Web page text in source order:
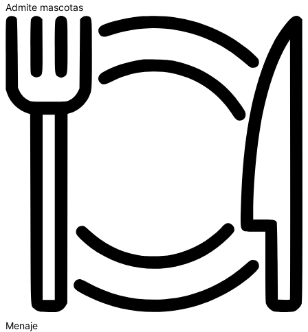
Admite mascotas
Menaje